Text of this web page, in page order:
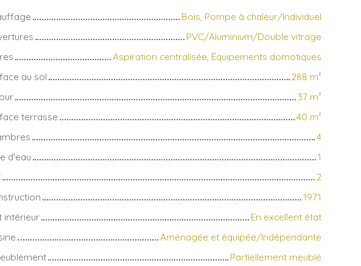
Bois, Pompe à chaleur/Individuel
PVC/Aluminium/Double vitrage
Aspiration centralisée, Équipements domotiques
au sol
288 m²
37 m²
terrasse
40 m²
4
d'eau
1
2
1971
intérieur
En excellent état
Aménagée et équipée/Indépendante
Partiellement meublé